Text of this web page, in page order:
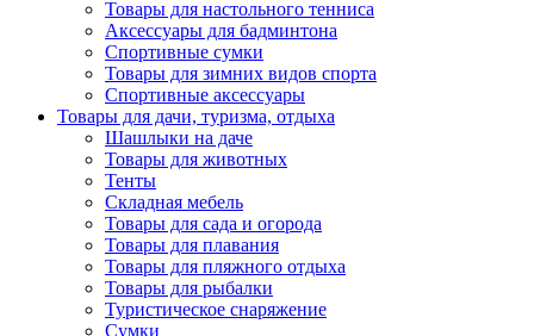
Товары для настольного тенниса
Аксессуары для бадминтона
Спортивные сумки
Товары для зимних видов спорта
Спортивные аксессуары
Товары для дачи, туризма, отдыха
Шашлыки на даче
Товары для животных
Тенты
Складная мебель
Товары для сада и огорода
Товары для плавания
Товары для пляжного отдыха
Товары для рыбалки
Туристическое снаряжение
Сумки